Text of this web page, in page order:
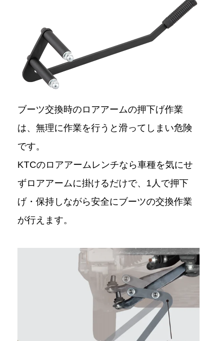
ブーツ交換時のロアアームの押下げ作業
は、無理に作業を行うと滑ってしまい危険
です。
KTCのロアアームレンチなら車種を気にせ
ずロアアームに掛けるだけで、1人で押下
げ・保持しながら安全にブーツの交換作業
が行えます。